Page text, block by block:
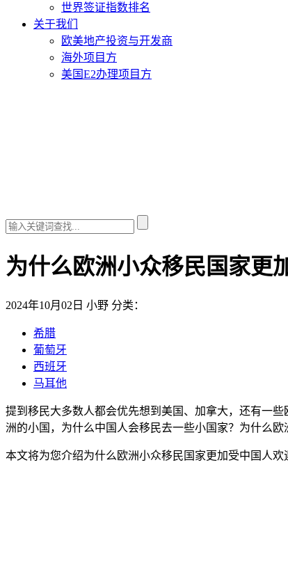
世界签证指数排名
关于我们
欧美地产投资与开发商
海外项目方
美国E2办理项目方
为什么欧洲小众移民国家更
2024年10月02日 小野 分类：
希腊
葡萄牙
西班牙
马耳他
提到移民大多数人都会优先想到美国、加拿大，还有一
洲的小国，为什么中国人会移民去一些小国家？为什么欧
本文将为您介绍为什么欧洲小众移民国家更加受中国人